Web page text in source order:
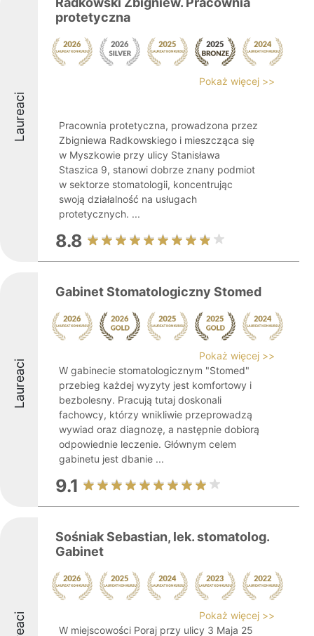
Laureaci
protetyczna
Pokaż więcej >>
Pracownia protetyczna, prowadzona przez
Zbigniewa Radkowskiego i mieszcząca się
w Myszkowie przy ulicy Stanisława
Staszica 9, stanowi dobrze znany podmiot
w sektorze stomatologii, koncentrując
swoją działalność na usługach
protetycznych. ...
8.8
Laureaci
Gabinet Stomatologiczny Stomed
Pokaż więcej >>
W gabinecie stomatologicznym "Stomed"
przebieg każdej wyzyty jest komfortowy i
bezbolesny. Pracują tutaj doskonali
fachowcy, którzy wnikliwie przeprowadzą
wywiad oraz diagnozę, a następnie dobiorą
odpowiednie leczenie. Głównym celem
gabinetu jest dbanie ...
9.1
Sośniak Sebastian, lek. stomatolog.
Gabinet
Pokaż więcej >>
W miejscowości Poraj przy ulicy 3 Maja 25